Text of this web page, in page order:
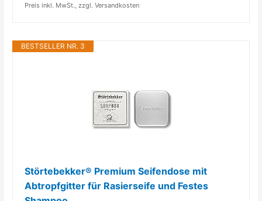
Preis inkl. MwSt., zzgl. Versandkosten
BESTSELLER NR. 3
Störtebekker® Premium Seifendose mit
Abtropfgitter für Rasierseife und Festes